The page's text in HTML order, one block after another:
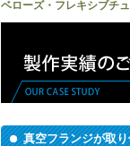
ベローズ・フレキシブチ
真空フランジが取